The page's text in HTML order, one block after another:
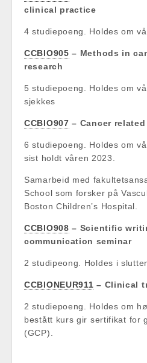
clinical practice
4 studiepoeng. Holdes om
CCBIO905 – Methods in
research
5 studiepoeng. Holdes om
sjekkes
CCBIO907 – Cancer
6 studiepoeng. Holdes om
sist holdt våren 2023.
Samarbeid med
School som forsker på
Boston Children’s Hospital.
CCBIO908 – Scientific
communication seminar
2 studipeong. Holdes i
CCBIONEUR911 – Clinical
2 studiepoeng. Holdes om
bestått kurs gir sertifikat for
(GCP).